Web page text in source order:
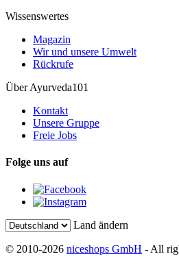
Wissenswertes
Magazin
Wir und unsere Umwelt
Rückrufe
Über Ayurveda101
Kontakt
Unsere Gruppe
Freie Jobs
Folge uns auf
Land ändern
© 2010-2026 niceshops GmbH - All